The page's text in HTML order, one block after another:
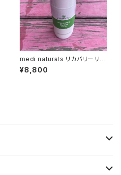
medi naturals リカバリーリリ
ーフロールオン 88ml 1,500m
g CBD配合
¥8,800